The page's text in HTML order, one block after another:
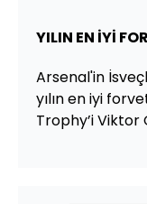
YILIN EN İYİ
Arsenal'in
yılın en iyi
Trophy’i Viktor